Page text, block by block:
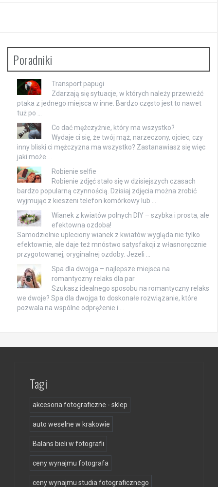
Poradniki
Transport papugi
Zdarzają się sytuacje, w których należy przewieźć
ptaka z jednego miejsca w inne. Bardzo często jest to nawet
tuż po …
Co dać mężczyźnie, który ma wszystko?
Wydaje ci się, że twój mąż, narzeczony, ojciec, czy
inny bliski ci mężczyzna ma wszystko? Zastanawiasz się więc
jaki może …
Robienie selfie
Robienie zdjęć stało się w dzisiejszych czasach
bardzo popularną czynnością. Dzisiaj zdjęcia można zrobić
wyjmując z kieszeni telefon komórkowy lub …
Wianek z kwiatów polnych DIY – szybka i prosta, ale
efektowna ozdoba!
Samodzielnie upleciony wianek z kwiatów wygląda nie tylko
efektownie, ale daje też mnóstwo satysfakcji z własnoręcznie
przygotowanej, oryginalnej ozdoby. Jeżeli …
Spa dla dwojga – najlepsze miejsca na
romantyczny relaks dla par
Szukasz idealnego sposobu na romantyczny relaks
we dwoje? Spa dla dwojga to doskonałe rozwiązanie, które
pozwala na wspólne odprężenie i …
Tagi
akcesoria fotograficzne - sklep
auto weselne w krakowie
Balans bieli w fotografii
ceny wynajmu fotografa
ceny wynajmu studia fotograficznego